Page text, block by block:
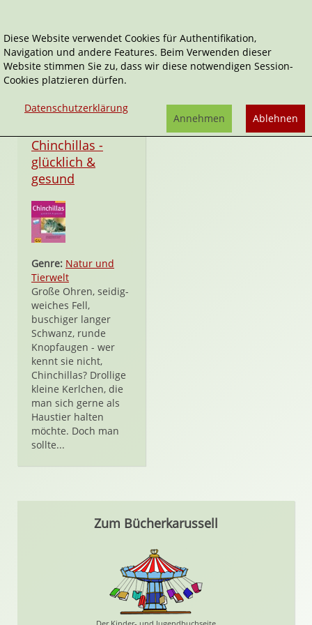
Maike Röder-Thiede
Chinchillas -
glücklich &
gesund
Genre: Natur und
Tierwelt
Große Ohren, seidig-
weiches Fell,
buschiger langer
Schwanz, runde
Knopfaugen - wer
kennt sie nicht,
Chinchillas? Drollige
kleine Kerlchen, die
man sich gerne als
Haustier halten
möchte. Doch man
sollte...
Zum Bücherkarussell
Diese Website verwendet Cookies für Authentifikation,
Navigation und andere Features. Beim Verwenden dieser
Website stimmen Sie zu, dass wir diese notwendigen Session-
Cookies platzieren dürfen.
Datenschutzerklärung
Ablehnen
Annehmen